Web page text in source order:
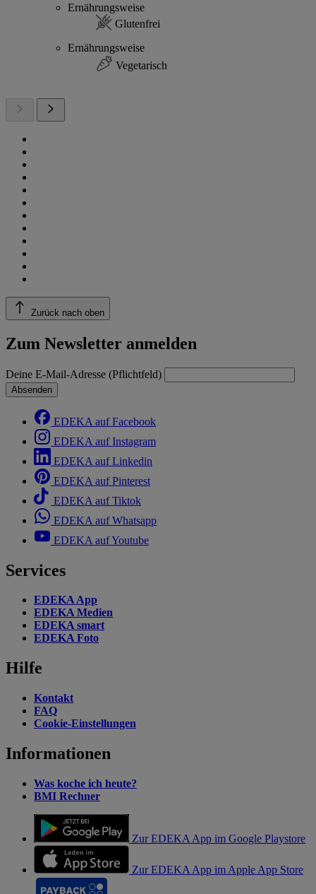
Ernährungsweise
Glutenfrei
Ernährungsweise
Vegetarisch
Zurück nach oben
Zum Newsletter anmelden
Deine E-Mail-Adresse (Pflichtfeld)
Absenden
EDEKA auf Facebook
EDEKA auf Instagram
EDEKA auf Linkedin
EDEKA auf Pinterest
EDEKA auf Tiktok
EDEKA auf Whatsapp
EDEKA auf Youtube
Services
EDEKA App
EDEKA Medien
EDEKA smart
EDEKA Foto
Hilfe
Kontakt
FAQ
Cookie-Einstellungen
Informationen
Was koche ich heute?
BMI Rechner
Zur EDEKA App im Google Playstore
Zur EDEKA App im Apple App Store